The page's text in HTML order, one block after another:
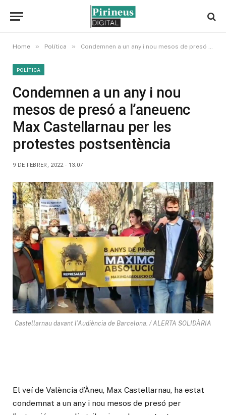
Home » Política » Condemnen a un any i nou mesos de presó a l’aneuenc Max Castellarnau per les protestes postsentència
POLÍTICA
Condemnen a un any i nou
mesos de presó a l’aneuenc
Max Castellarnau per les
protestes postsentència
9 DE FEBRER, 2022 - 13:07
Castellarnau davant l'Audiència de Barcelona. / ALERTA SOLIDÀRIA
El veí de València d’Àneu, Max Castellarnau, ha estat
condemnat a un any i nou mesos de presó per